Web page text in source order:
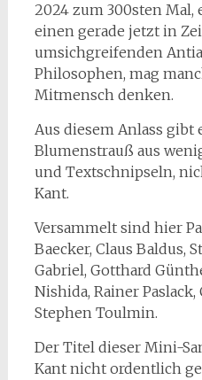
2024 zum 300sten
einen gerade jetzt in
umsichgreifenden
Philosophen, mag
Mitmensch denken.
Aus diesem Anlass
Blumenstrauß aus
und Textschnipseln,
Kant.
Versammelt sind hier
Baecker, Claus Baldus,
Gabriel, Gotthard
Nishida, Rainer
Stephen Toulmin.
Der Titel dieser Mini-
Kant nicht ordentlich